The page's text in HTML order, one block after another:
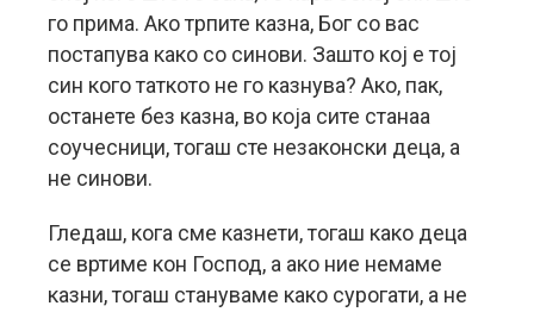
го прима. Ако трпите казна, Бог со вас
постапува како со синови. Зашто кој е тој
син кого таткото не го казнува? Ако, пак,
останете без казна, во која сите станаа
соучесници, тогаш сте незаконски деца, а
не синови.
Гледаш, кога сме казнети, тогаш како деца
се вртиме кон Господ, а ако ние немаме
казни, тогаш стануваме како сурогати, а не